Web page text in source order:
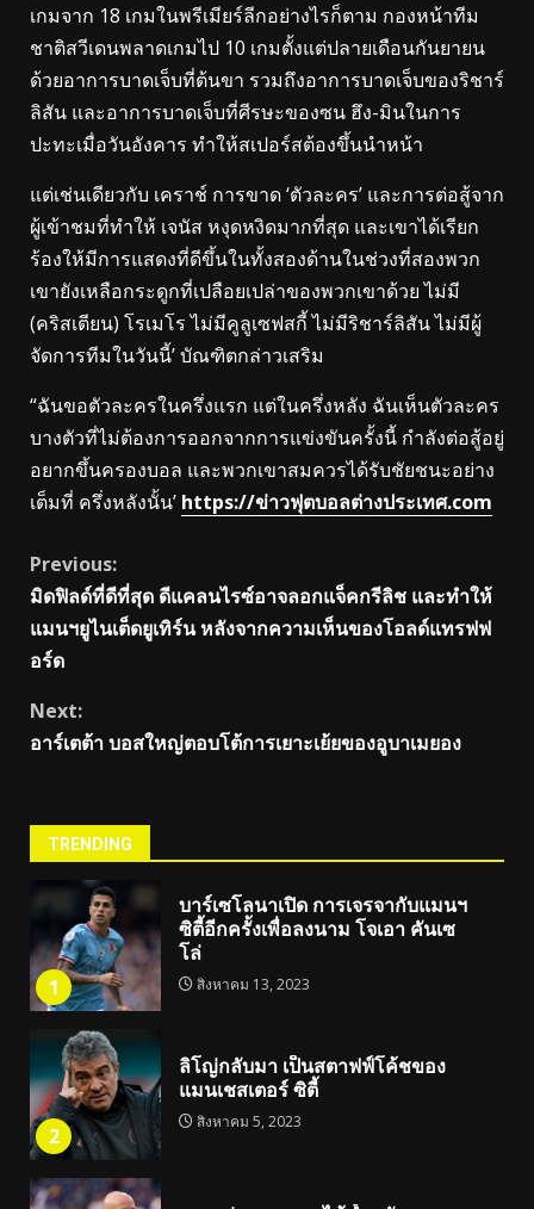
เกมจาก 18 เกมในพรีเมียร์ลีกอย่างไรก็ตาม กองหน้าทีม
ชาติสวีเดนพลาดเกมไป 10 เกมตั้งแต่ปลายเดือนกันยายน
ด้วยอาการบาดเจ็บที่ต้นขา รวมถึงอาการบาดเจ็บของริชาร์
ลิสัน และอาการบาดเจ็บที่ศีรษะของซน ฮึง-มินในการ
ปะทะเมื่อวันอังคาร ทำให้สเปอร์สต้องขึ้นนำหน้า
แต่เช่นเดียวกับ เคราช์ การขาด ‘ตัวละคร’ และการต่อสู้จาก
ผู้เข้าชมที่ทำให้ เจนัส หงุดหงิดมากที่สุด และเขาได้เรียก
ร้องให้มีการแสดงที่ดีขึ้นในทั้งสองด้านในช่วงที่สองพวก
เขายังเหลือกระดูกที่เปลือยเปล่าของพวกเขาด้วย ไม่มี
(คริสเตียน) โรเมโร ไม่มีคูลูเซฟสกี้ ไม่มีริชาร์ลิสัน ไม่มีผู้
จัดการทีมในวันนี้’ บัณฑิตกล่าวเสริม
“ฉันขอตัวละครในครึ่งแรก แต่ในครึ่งหลัง ฉันเห็นตัวละคร
บางตัวที่ไม่ต้องการออกจากการแข่งขันครั้งนี้ กำลังต่อสู้อยู่
อยากขึ้นครองบอล และพวกเขาสมควรได้รับชัยชนะอย่าง
เต็มที่ ครึ่งหลังนั้น’ https://ข่าวฟุตบอลต่างประเทศ.com
Continue
Reading
Previous:
มิดฟิลด์ที่ดีที่สุด ดีแคลนไรซ์อาจลอกแจ็คกรีลิช และทำให้
แมนฯยูไนเต็ดยูเทิร์น หลังจากความเห็นของโอลด์แทรฟฟ
อร์ด
Next:
อาร์เตต้า บอสใหญ่ตอบโต้การเยาะเย้ยของอูบาเมยอง
TRENDING
1
บาร์เซโลนาเปิด การเจรจากับแมนฯ
ซิตี้อีกครั้งเพื่อลงนาม โจเอา คันเซ
โล่
สิงหาคม 13, 2023
2
ลิโญ่กลับมา เป็นสตาฟฟ์โค้ชของ
แมนเชสเตอร์ ซิตี้
สิงหาคม 5, 2023